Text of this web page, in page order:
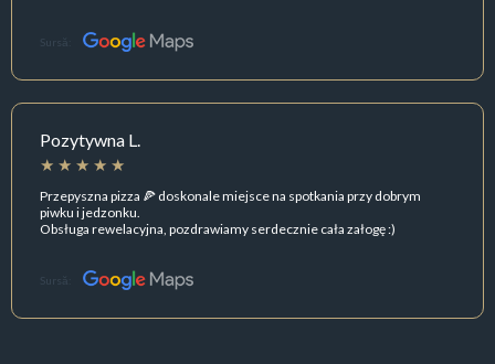
Sursă:
Pozytywna L.
Przepyszna pizza 🍕 doskonale miejsce na spotkania przy dobrym
piwku i jedzonku.
Obsługa rewelacyjna, pozdrawiamy serdecznie cała załogę :)
Sursă: